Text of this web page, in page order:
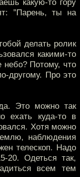
какую-то гору
”Парень, ты на
делать ролик
какими-то
небо? Потому, что
другому. Про это
Это можно так
ехать куда-то в
Хотя можно
наблюдения
телескоп. Надо
20. Одеться так,
всем тем